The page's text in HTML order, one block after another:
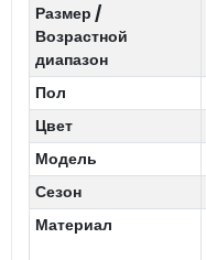
Размер /
Возрастной
диапазон
Пол
Цвет
Модель
Сезон
Материал